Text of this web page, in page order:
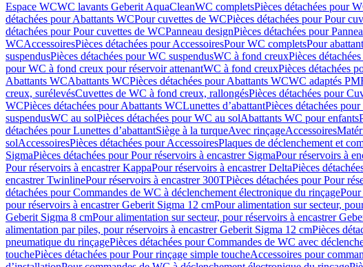
Espace WCWC lavants Geberit AquaCleanWC completsPièces détachées pour
détachées pour Abattants WCPour cuvettes de WCPièces détachées pour Pour
détachées pour Pour cuvettes de WCPanneau designPièces détachées pour
WCAccessoiresPièces détachées pour AccessoiresPour WC completsPour
suspendusPièces détachées pour WC suspendusWC à fond creuxPièces
pour WC à fond creux pour réservoir attenantWC à fond creuxPièces détachées
Abattants WCAbattants WCPièces détachées pour Abattants WCWC adaptés
creux, surélevésCuvettes de WC à fond creux, rallongésPièces détachées pour
WCPièces détachées pour Abattants WCLunettes d’abattantPièces détachées
suspendusWC au solPièces détachées pour WC au solAbattants WC pour enfants
détachées pour Lunettes d’abattantSiège à la turqueAvec rinçageAccessoires
solAccessoiresPièces détachées pour AccessoiresPlaques de déclenchement et
SigmaPièces détachées pour Pour réservoirs à encastrer SigmaPour réservoirs à
Pour réservoirs à encastrer KappaPour réservoirs à encastrer DeltaPièces
encastrer TwinlinePour réservoirs à encastrer 300TPièces détachées pour Pour
détachées pour Commandes de WC à déclenchement électronique du rinçagePour
pour réservoirs à encastrer Geberit Sigma 12 cmPour alimentation sur secteur,
Geberit Sigma 8 cmPour alimentation sur secteur, pour réservoirs à encastrer
alimentation par piles, pour réservoirs à encastrer Geberit Sigma 12 cmPièces
pneumatique du rinçagePièces détachées pour Commandes de WC avec
touchePièces détachées pour Pour rinçage simple toucheAccessoires pour